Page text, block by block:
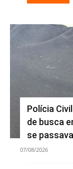
Polícia
de busca
se
07/08/2026